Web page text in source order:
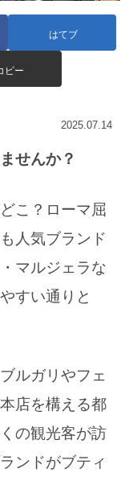
はてブ
ピー
2025.07.14
せんか？
こ？ローマ屈
人気ブランド
マルジェラな
すい通りと
ルガリやフェ
店を構える都
の観光客が訪
ンドがブティ